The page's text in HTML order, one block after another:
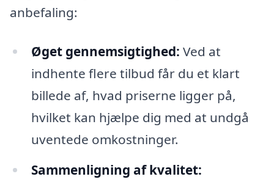
anbefaling:
Øget gennemsigtighed: Ved at
indhente flere tilbud får du et klart
billede af, hvad priserne ligger på,
hvilket kan hjælpe dig med at undgå
uventede omkostninger.
Sammenligning af kvalitet: